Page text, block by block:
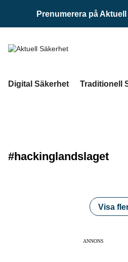
Prenumerera på
Digital Säkerhet Traditionell
#hackinglandslaget
Visa
ANNONS